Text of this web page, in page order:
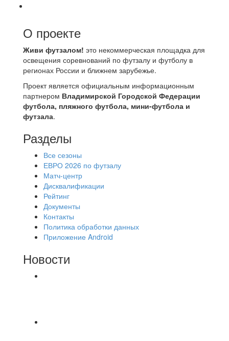
О проекте
Живи футзалом! это некоммерческая площадка для
освещения соревнований по футзалу и футболу в
регионах России и ближнем зарубежье.
Проект является официальным информационным
партнером Владимирской Городской Федерации
футбола, пляжного футбола, мини-футбола и
футзала.
Разделы
Все сезоны
ЕВРО 2026 по футзалу
Матч-центр
Дисквалификации
Рейтинг
Документы
Контакты
Политика обработки данных
Приложение Android
Новости